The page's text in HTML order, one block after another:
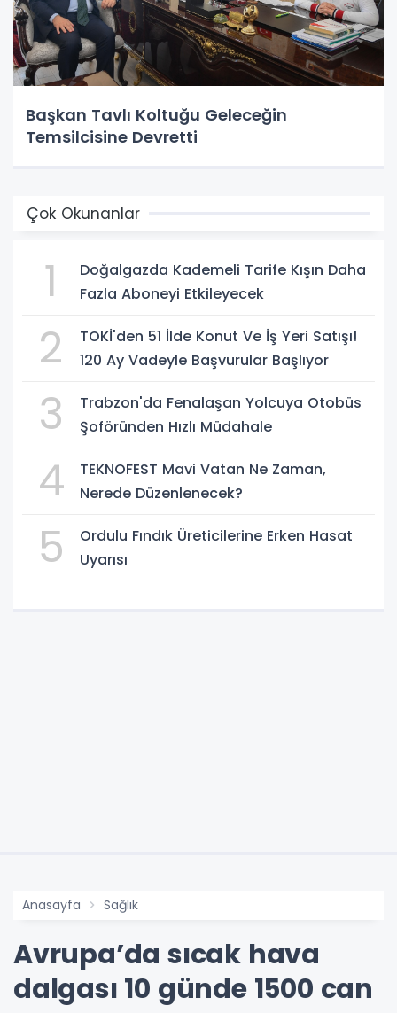
Başkan Tavlı Koltuğu Geleceğin
Temsilcisine Devretti
Çok Okunanlar
1
Doğalgazda Kademeli Tarife Kışın Daha
Fazla Aboneyi Etkileyecek
2
TOKİ'den 51 İlde Konut Ve İş Yeri Satışı!
120 Ay Vadeyle Başvurular Başlıyor
3
Trabzon'da Fenalaşan Yolcuya Otobüs
Şoföründen Hızlı Müdahale
4
TEKNOFEST Mavi Vatan Ne Zaman,
Nerede Düzenlenecek?
5
Ordulu Fındık Üreticilerine Erken Hasat
Uyarısı
Anasayfa Sağlık
Avrupa’da sıcak hava
dalgası 10 günde 1500 can